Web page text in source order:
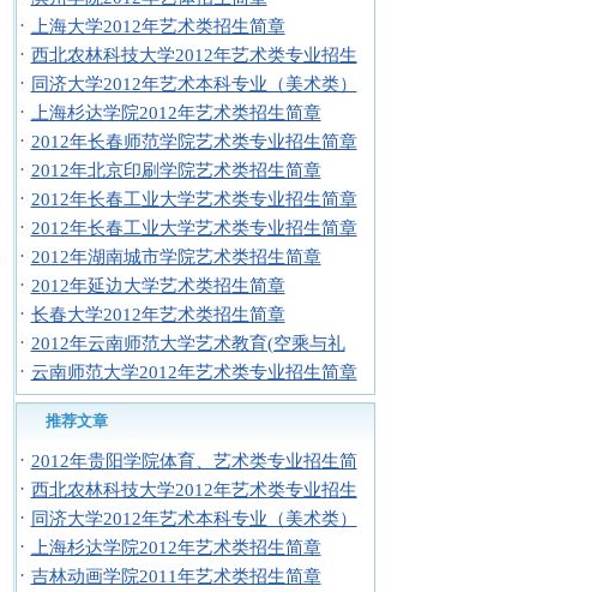
·
上海大学2012年艺术类招生简章
· 西北农林科技大学2012年艺术类专业招生
· 同济大学2012年艺术本科专业（美术类）
·
上海杉达学院2012年艺术类招生简章
· 2012年长春师范学院艺术类专业招生简章
· 2012年北京印刷学院艺术类招生简章
· 2012年长春工业大学艺术类专业招生简章
· 2012年长春工业大学艺术类专业招生简章
· 2012年湖南城市学院艺术类招生简章
· 2012年延边大学艺术类招生简章
· 长春大学2012年艺术类招生简章
· 2012年云南师范大学艺术教育(空乘与礼
· 云南师范大学2012年艺术类专业招生简章
推荐文章
· 2012年贵阳学院体育、艺术类专业招生简
· 西北农林科技大学2012年艺术类专业招生
· 同济大学2012年艺术本科专业（美术类）
·
上海杉达学院2012年艺术类招生简章
· 吉林动画学院2011年艺术类招生简章